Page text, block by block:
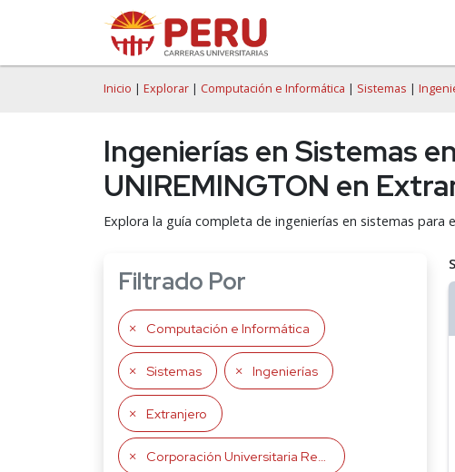
Inicio | Explorar | Computación e Informática | Sistemas |
Ingenierías en Sistemas
UNIREMINGTON en
Explora la guía completa de ingenierías en sistemas
Filtrado Por
Computación e Informática
Sistemas Ingenierías
Extranjero
Corporación Universitaria Remington